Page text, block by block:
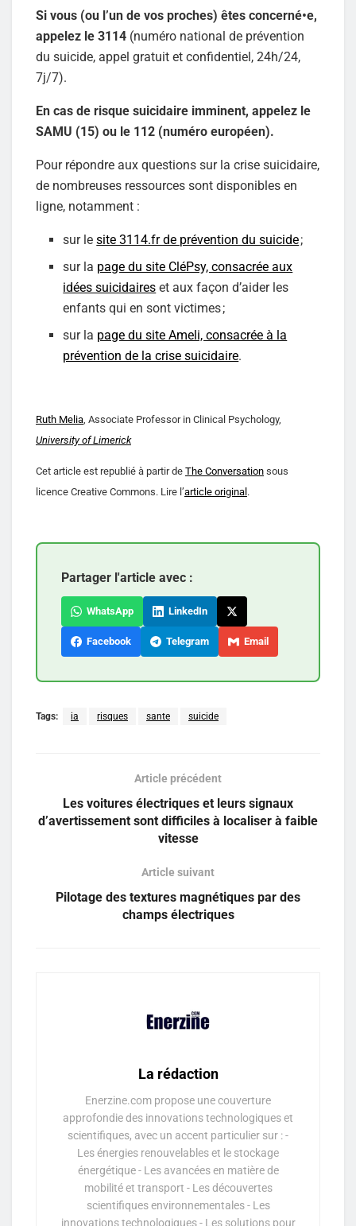
Si vous (ou l’un de vos proches) êtes concerné•e,
appelez le 3114 (numéro national de prévention
du suicide, appel gratuit et confidentiel, 24h/24,
7j/7).
En cas de risque suicidaire imminent, appelez le
SAMU (15) ou le 112 (numéro européen).
Pour répondre aux questions sur la crise suicidaire,
de nombreuses ressources sont disponibles en
ligne, notamment :
sur lesite 3114.fr de prévention du suicide;
sur la page du site CléPsy, consacrée aux
idées suicidaires et aux façon d’aider les
enfants qui en sont victimes ;
sur la page du site Ameli, consacrée à la
prévention de la crise suicidaire.
Ruth Melia, Associate Professor in Clinical Psychology,
University of Limerick
Cet article est republié à partir de The Conversation sous
licence Creative Commons. Lire l’article original .
Partager l'article avec :
WhatsApp LinkedIn
Facebook Telegram Email
Tags: ia risques sante suicide
Article précédent
Les voitures électriques et leurs signaux
d’avertissement sont difficiles à localiser à faible
vitesse
Article suivant
Pilotage des textures magnétiques par des
champs électriques
La rédaction
Enerzine.com propose une couverture
approfondie des innovations technologiques et
scientifiques, avec un accent particulier sur : -
Les énergies renouvelables et le stockage
énergétique - Les avancées en matière de
mobilité et transport - Les découvertes
scientifiques environnementales - Les
innovations technologiques - Les solutions pour